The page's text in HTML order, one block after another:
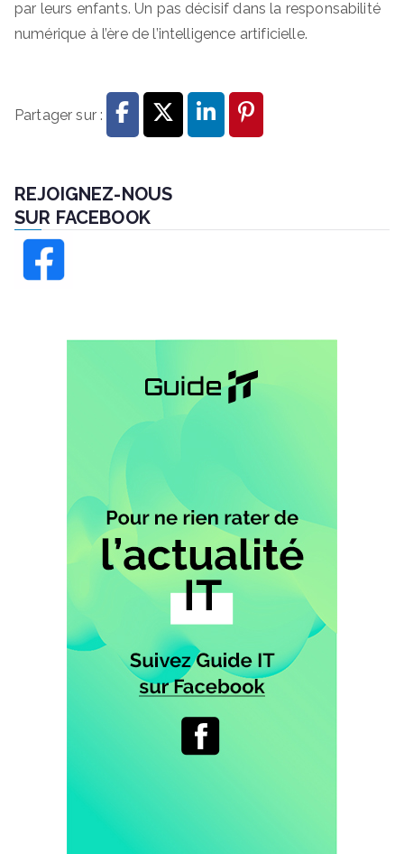
par leurs enfants. Un pas décisif dans la responsabilité
numérique à l’ère de l’intelligence artificielle.
Partager sur :
REJOIGNEZ-NOUS
SUR FACEBOOK